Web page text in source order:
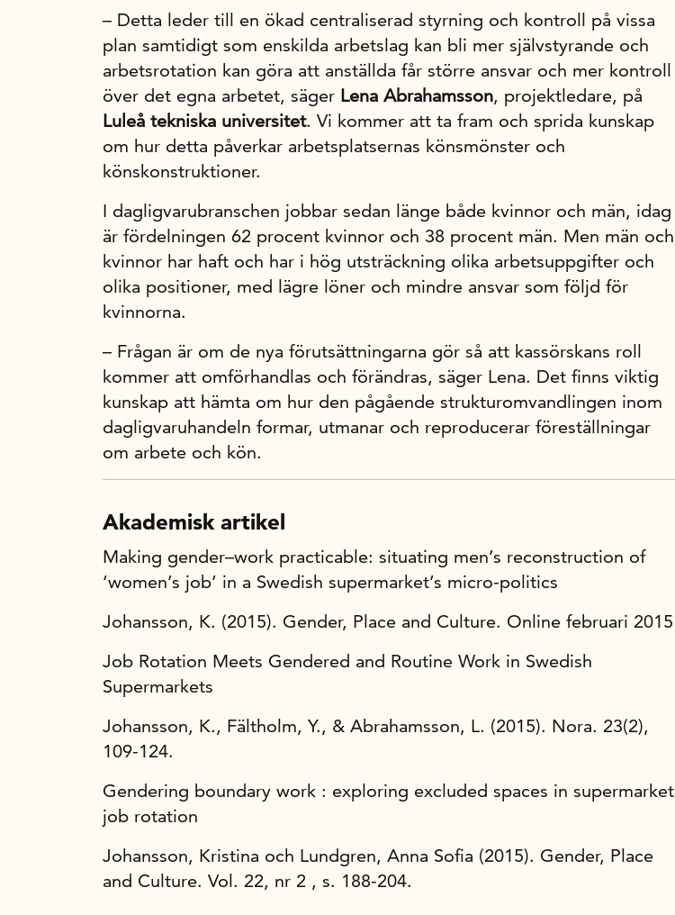
– Detta leder till en ökad centraliserad styrning och kontroll på vissa
plan samtidigt som enskilda arbetslag kan bli mer självstyrande och
arbetsrotation kan göra att anställda får större ansvar och mer kontroll
över det egna arbetet, säger Lena Abrahamsson, projektledare, på
Luleå tekniska universitet. Vi kommer att ta fram och sprida kunskap
om hur detta påverkar arbetsplatsernas könsmönster och
könskonstruktioner.
I dagligvarubranschen jobbar sedan länge både kvinnor och män, idag
är fördelningen 62 procent kvinnor och 38 procent män. Men män och
kvinnor har haft och har i hög utsträckning olika arbetsuppgifter och
olika positioner, med lägre löner och mindre ansvar som följd för
kvinnorna.
– Frågan är om de nya förutsättningarna gör så att kassörskans roll
kommer att omförhandlas och förändras, säger Lena. Det finns viktig
kunskap att hämta om hur den pågående strukturomvandlingen inom
dagligvaruhandeln formar, utmanar och reproducerar föreställningar
om arbete och kön.
Akademisk artikel
Making gender–work practicable: situating men’s reconstruction of
‘women’s job’ in a Swedish supermarket’s micro-politics
Johansson, K. (2015). Gender, Place and Culture. Online februari 2015
Job Rotation Meets Gendered and Routine Work in Swedish
Supermarkets
Johansson, K., Fältholm, Y., & Abrahamsson, L. (2015). Nora. 23(2),
109-124.
Gendering boundary work : exploring excluded spaces in supermarket
job rotation
Johansson, Kristina och Lundgren, Anna Sofia (2015). Gender, Place
and Culture. Vol. 22, nr 2 , s. 188-204.